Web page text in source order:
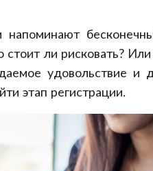
ли рисковать?
удовольствие
этап регистрации.